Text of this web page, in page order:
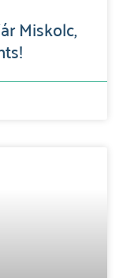
Miskolc,